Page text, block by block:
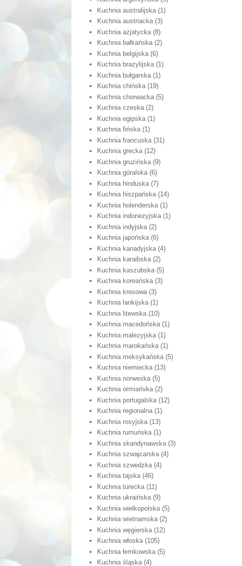
Kuchnia australijska (1)
Kuchnia austriacka (3)
Kuchnia azjatycka (8)
Kuchnia bałkańska (2)
Kuchnia belgijska (6)
Kuchnia brazylijska (1)
Kuchnia bułgarska (1)
Kuchnia chińska (19)
Kuchnia chorwacka (5)
Kuchnia czeska (2)
Kuchnia egipska (1)
Kuchnia fińska (1)
Kuchnia francuska (31)
Kuchnia grecka (12)
Kuchnia gruzińska (9)
Kuchnia góralska (6)
Kuchnia hinduska (7)
Kuchnia hiszpańska (14)
Kuchnia holenderska (1)
Kuchnia indonezyjska (1)
Kuchnia indyjska (2)
Kuchnia japońska (6)
Kuchnia kanadyjska (4)
Kuchnia karaibska (2)
Kuchnia kaszubska (5)
Kuchnia koreańska (3)
Kuchnia kresowa (3)
Kuchnia lankijska (1)
Kuchnia litewska (10)
Kuchnia macedońska (1)
Kuchnia malezyjska (1)
Kuchnia marokańska (1)
Kuchnia meksykańska (5)
Kuchnia niemiecka (13)
Kuchnia norweska (5)
Kuchnia ormiańska (2)
Kuchnia portugalska (12)
Kuchnia regionalna (1)
Kuchnia rosyjska (13)
Kuchnia rumuńska (1)
Kuchnia skandynawska (3)
Kuchnia szwajcarska (4)
Kuchnia szwedzka (4)
Kuchnia tajska (46)
Kuchnia turecka (11)
Kuchnia ukraińska (9)
Kuchnia wielkopolska (5)
Kuchnia wietnamska (2)
Kuchnia węgierska (12)
Kuchnia włoska (105)
Kuchnia łemkowska (5)
Kuchnia śląska (4)